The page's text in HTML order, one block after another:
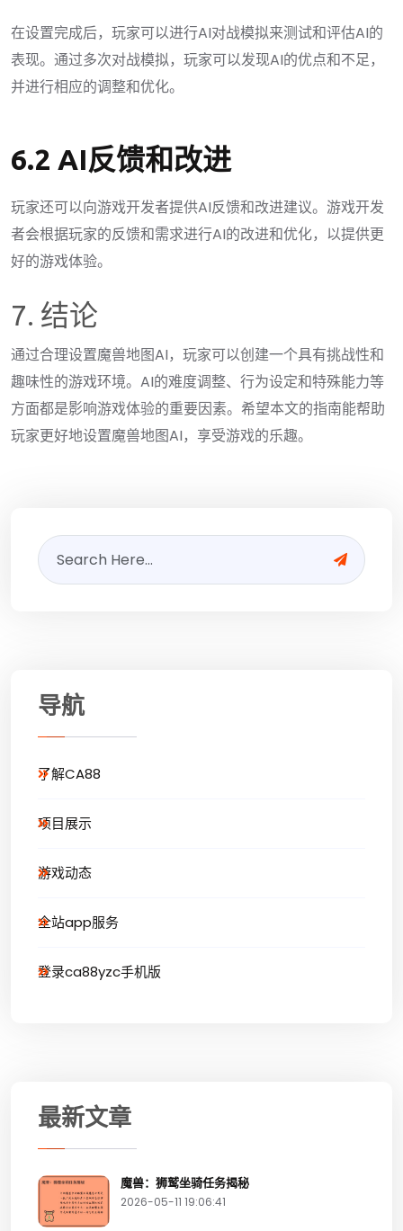
在设置完成后，玩家可以进行AI对战模拟来测试和评估AI的
表现。通过多次对战模拟，玩家可以发现AI的优点和不足，
并进行相应的调整和优化。
6.2 AI反馈和改进
玩家还可以向游戏开发者提供AI反馈和改进建议。游戏开发
者会根据玩家的反馈和需求进行AI的改进和优化，以提供更
好的游戏体验。
7. 结论
通过合理设置魔兽地图AI，玩家可以创建一个具有挑战性和
趣味性的游戏环境。AI的难度调整、行为设定和特殊能力等
方面都是影响游戏体验的重要因素。希望本文的指南能帮助
玩家更好地设置魔兽地图AI，享受游戏的乐趣。
导航
了解CA88
项目展示
游戏动态
全站app服务
登录ca88yzc手机版
最新文章
魔兽：狮鹫坐骑任务揭秘
2026-05-11 19:06:41